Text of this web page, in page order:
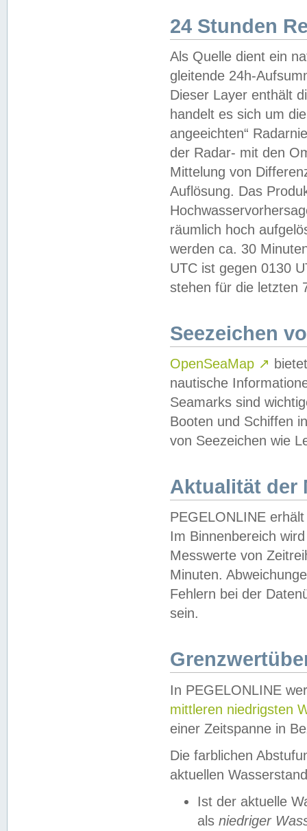
24 Stunden
Als Quelle dient ein
gleitende 24h-
Dieser Layer enthält
handelt es sich um
angeeichten“
der Radar- mit den
Mittelung von
Auflösung. Das
räumlich hoch
werden ca. 30
UTC ist gegen 0130
stehen für die letzten
Seezeichen
OpenSeaMap ↗
nautische
Seamarks sind
Booten und Schiffen
von Seezeichen wie
Aktualität der
PEGELONLINE
Im Binnenbereich
Messwerte von
Minuten.
Fehlern bei der
sein.
In PEGELONLINE
mittleren niedrigsten
einer Zeitspanne in
Die farblichen
aktuellen
Ist der aktuelle
als niedriger